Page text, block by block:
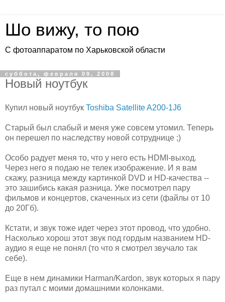
Шо вижу, то пою
С фотоаппаратом по Харьковской области
суббота, февраля 09, 2008
Новый ноутбук
Купил новый ноутбук Toshiba Satellite A200-1J6
Старый был слабый и меня уже совсем утомил. Теперь
он перешел по наследству новой сотруднице ;)
Особо радует меня то, что у него есть HDMI-выход.
Через него я подаю не телек изображение. И я вам
скажу, разница между картинкой DVD и HD-качества --
это зашибись какая разница. Уже посмотрел пару
фильмов и концертов, скаченных из сети (файлы от 10
до 20Гб).
Кстати, и звук тоже идет через этот провод, что удобно.
Насколько хорош этот звук под гордым названием HD-
аудио я еще не понял (то что я смотрел звучало так
себе).
Еще в нем динамики Harman/Kardon, звук которых я пару
раз путал с моими домашними колонками.